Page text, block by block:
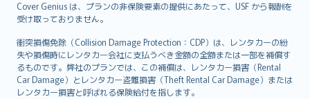
Cover Genius は、プランの非保険要素の提供にあたって、USF から報酬を
受け取っておりません。
衝突損傷免除（Collision Damage Protection：CDP）は、レンタカーの紛
失や損傷時にレンタカー会社に支払うべき金額の全額または一部を補償す
るものです。弊社のプランでは、この補償は、レンタカー損害（Rental
Car Damage）とレンタカー盗難損害（Theft Rental Car Damage）または
レンタカー損害と呼ばれる保険給付を指します。